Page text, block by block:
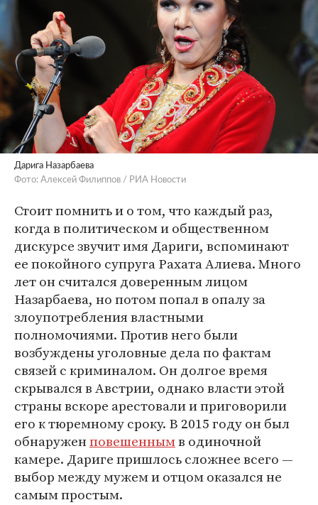
Дарига Назарбаева
Фото: Алексей Филиппов / РИА Новости
Стоит помнить и о том, что каждый раз,
когда в политическом и общественном
дискурсе звучит имя Дариги, вспоминают
ее покойного супруга Рахата Алиева. Много
лет он считался доверенным лицом
Назарбаева, но потом попал в опалу за
злоупотребления властными
полномочиями. Против него были
возбуждены уголовные дела по фактам
связей с криминалом. Он долгое время
скрывался в Австрии, однако власти этой
страны вскоре арестовали и приговорили
его к тюремному сроку. В 2015 году он был
обнаруженповешеннымв одиночной
камере. Дариге пришлось сложнее всего —
выбор между мужем и отцом оказался не
самым простым.